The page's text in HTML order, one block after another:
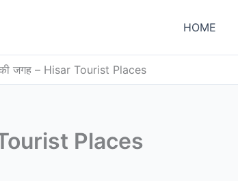
HOME
की जगह – Hisar Tourist Places
Places